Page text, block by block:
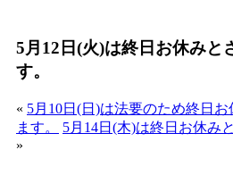
5月12日(火)は終日お休みと
す。
« 5月10日(日)は法要のため終日
ます。
5月14日(木)は終日お休み
»